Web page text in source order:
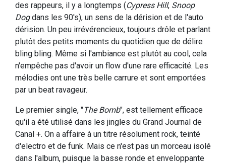
des rappeurs, il y a longtemps (Cypress Hill, Snoop
Dogdans les 90's), un sens de la dérision et de l'auto
dérision. Un peu irrévérencieux, toujours drôle et parlant
plutôt des petits moments du quotidien que de délire
bling bling. Même si l'ambiance est plutôt au cool, cela
n'empêche pas d'avoir un flow d'une rare efficacité. Les
mélodies ont une très belle carrure et sont emportées
par un beat ravageur.
Le premier single, "The Bomb", est tellement efficace
qu'il a été utilisé dans les jingles du Grand Journal de
Canal +. On a affaire à un titre résolument rock, teinté
d'electro et de funk. Mais ce n'est pas un morceau isolé
dans l'album, puisque la basse ronde et enveloppante